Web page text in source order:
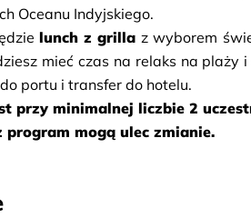
Oceanu Indyjskiego.
lunch z grilla
mieć czas na relaks na plaży
portu i transfer do hotelu.
przy minimalnej liczbie 2
program mogą ulec zmianie.